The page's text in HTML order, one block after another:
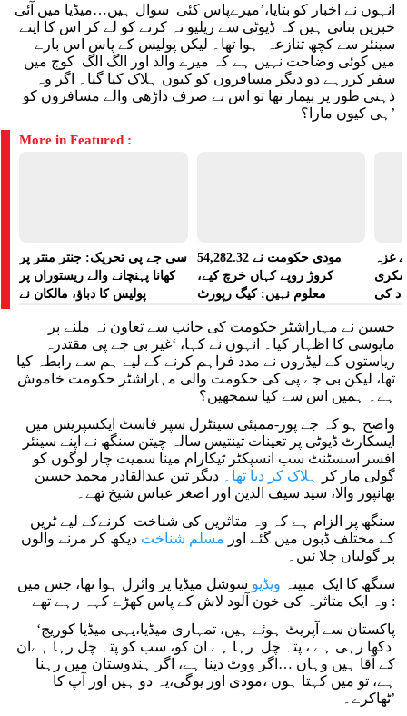
انہوں نے اخبار کو بتایا،’میرےپاس کئی سوال ہیں…میڈیا میں آئی
خبریں بتاتی ہیں کہ ڈیوٹی سے ریلیو نہ کرنے کو لے کر اس کا اپنے
سینئر سے کچھ تنازعہ ہوا تھا۔ لیکن پولیس کے پاس اس بارے
میں کوئی وضاحت نہیں ہے کہ میرے والد اور الگ الگ کوچ میں
سفر کررہے دو دیگر مسافروں کو کیوں ہلاک کیا گیا۔ اگر وہ
ذہنی طور پر بیمار تھا تو اس نے صرف داڑھی والے مسافروں کو
ہی کیوں مارا؟’
More in Featured :
سی جے پی تحریک: جنتر منتر پر
کھانا پہنچانے والے ریستوراں پر
پولیس کا دباؤ، مالکان نے
مودی حکومت نے 54,282.32
کروڑ روپے کہاں خرچ کیے،
معلوم نہیں: کیگ رپورٹ
غزہ
کی
حسین نے مہاراشٹر حکومت کی جانب سے تعاون نہ ملنے پر
مایوسی کا اظہار کیا۔ انہوں نے کہا، ‘غیر بی جے پی مقتدرہ
ریاستوں کے لیڈروں نے مدد فراہم کرنے کے لیے ہم سے رابطہ کیا
تھا، لیکن بی جے پی کی حکومت والی مہاراشٹر حکومت خاموش
ہے۔ ہمیں اس سے کیا سمجھیں؟
واضح ہو کہ جے پور-ممبئی سینٹرل سپر فاسٹ ایکسپریس میں
ایسکارٹ ڈیوٹی پر تعینات تینتیس سالہ چیتن سنگھ نے اپنے سینئر
افسر اسسٹنٹ سب انسپکٹر ٹیکارام مینا سمیت چار لوگوں کو
گولی مار کر
ہلاک کر دیا تھا۔
دیگر تین عبدالقادر محمد حسین
بھانپور والا، سید سیف الدین اور اصغر عباس شیخ تھے۔
سنگھ پر الزام ہے کہ وہ متاثرین کی شناخت کرنےکے لیے ٹرین
کے مختلف ڈبوں میں گئے اور مسلم شناخت دیکھ کر مرنے والوں
پر گولیاں چلا ئیں۔
سنگھ کا ایک مبینہ
ویڈیو سوشل میڈیا پر وائرل ہوا تھا، جس میں
وہ ایک متاثرہ کی خون آلود لاش کے پاس کھڑے کہہ رہے تھے:
‘پاکستان سے آپریٹ ہوئے ہیں، تمہاری میڈیا،یہی میڈیا کوریج
دکھا رہی ہے ، پتہ چل رہا ہے ان کو، سب کو پتہ چل رہا ہےان
کے آقا ہیں وہاں …اگر ووٹ دینا ہے، اگر ہندوستان میں رہنا
ہے، تو میں کہتا ہوں ،مودی اور یوگی،یہ دو ہیں اور آپ کا
ٹھاکرے۔’